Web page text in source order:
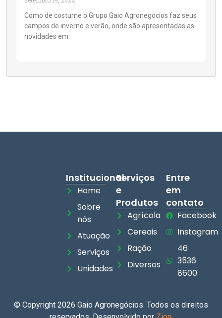
Como de costume o Grupo Gaio Agronegócios faz seus
campos de inverno e verão, onde são apresentadas as
novidades em
Institucional
Home
Sobre
nós
Atuação
Serviços
Unidades
Serviços
e
Produtos
Agrícola
Cereais
Ração
Diversos
Entre
em
contato
Facebook
Instagram
46
3536
8600
© Copyright 2026 Gaio Agronegócios. Todos os direitos